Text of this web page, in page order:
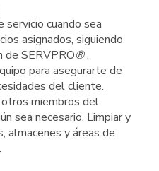
cuando sea
asignados, siguiendo
de SERVPRO®.
para asegurarte de
del cliente.
miembros del
sea necesario. Limpiar y
almacenes y áreas de